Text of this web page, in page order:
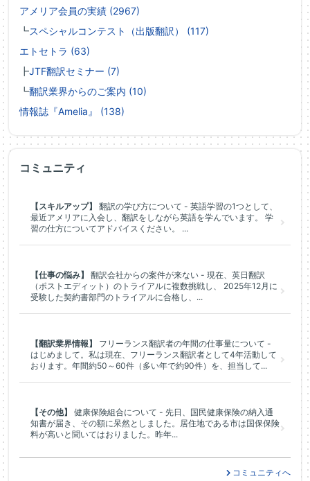
アメリア会員の実績 (2967)
┗スペシャルコンテスト（出版翻訳） (117)
エトセトラ (63)
┣JTF翻訳セミナー (7)
┗翻訳業界からのご案内 (10)
情報誌『Amelia』 (138)
コミュニティ
【スキルアップ】
翻訳の学び方について - 英語学習の1つとして、
最近アメリアに入会し、翻訳をしながら英語を学んでいます。 学
習の仕方についてアドバイスください。 ...
【仕事の悩み】
翻訳会社からの案件が来ない - 現在、英日翻訳
（ポストエディット）のトライアルに複数挑戦し、 2025年12月に
受験した契約書部門のトライアルに合格し、...
【翻訳業界情報】
フリーランス翻訳者の年間の仕事量について -
はじめまして。私は現在、フリーランス翻訳者として4年活動して
おります。年間約50～60件（多い年で約90件）を、担当して...
【その他】
健康保険組合について - 先日、国民健康保険の納入通
知書が届き、その額に呆然としました。居住地である市は国保保険
料が高いと聞いてはおりました。昨年...
コミュニティへ